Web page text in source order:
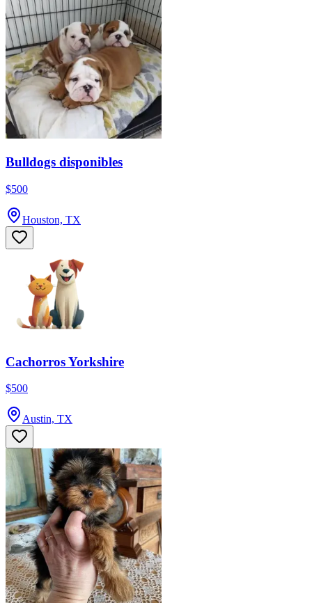
Bulldogs disponibles
$500
Houston, TX
Cachorros Yorkshire
$500
Austin, TX